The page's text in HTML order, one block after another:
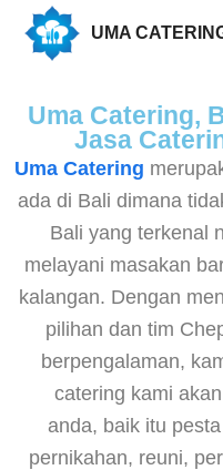
UMA
Uma Catering,
Jasa
Uma Catering
ada di Bali dimana
Bali yang terkenal
melayani masakan
kalangan. Dengan
pilihan dan tim
berpengalaman,
catering kami
anda, baik itu
pernikahan, reuni,